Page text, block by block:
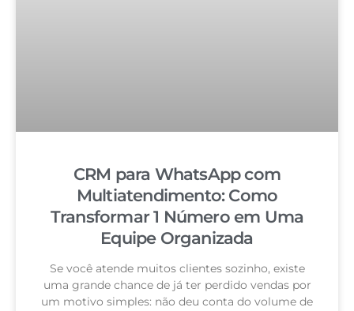
CRM para WhatsApp com
Multiatendimento: Como
Transformar 1 Número em Uma
Equipe Organizada
Se você atende muitos clientes sozinho, existe
uma grande chance de já ter perdido vendas por
um motivo simples: não deu conta do volume de